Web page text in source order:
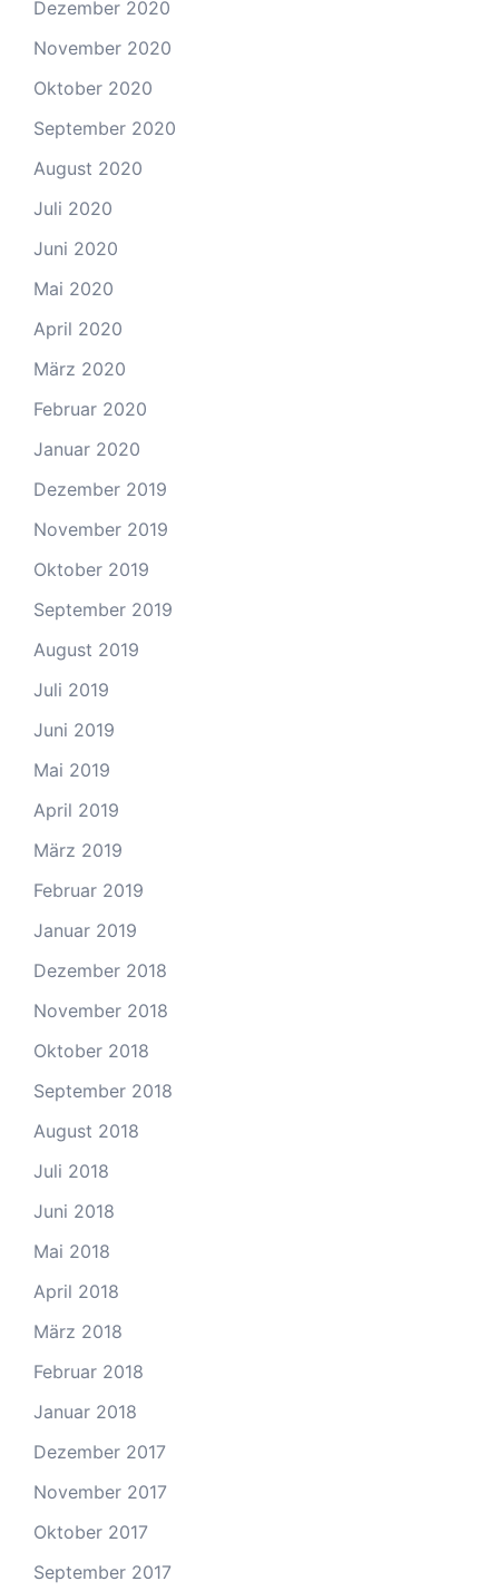
Dezember 2020
November 2020
Oktober 2020
September 2020
August 2020
Juli 2020
Juni 2020
Mai 2020
April 2020
März 2020
Februar 2020
Januar 2020
Dezember 2019
November 2019
Oktober 2019
September 2019
August 2019
Juli 2019
Juni 2019
Mai 2019
April 2019
März 2019
Februar 2019
Januar 2019
Dezember 2018
November 2018
Oktober 2018
September 2018
August 2018
Juli 2018
Juni 2018
Mai 2018
April 2018
März 2018
Februar 2018
Januar 2018
Dezember 2017
November 2017
Oktober 2017
September 2017